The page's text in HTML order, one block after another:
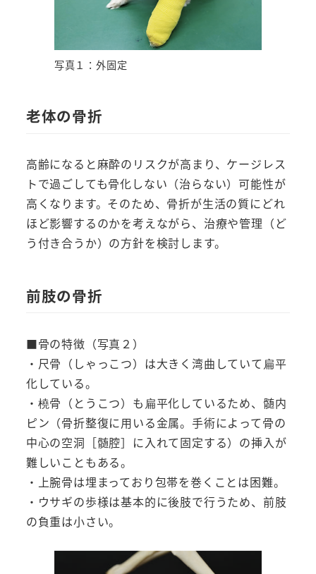
写真１：外固定
老体の骨折
高齢になると麻酔のリスクが高まり、ケージレス
トで過ごしても骨化しない（治らない）可能性が
高くなります。そのため、骨折が生活の質にどれ
ほど影響するのかを考えながら、治療や管理（ど
う付き合うか）の方針を検討します。
前肢の骨折
■骨の特徴（写真２）
・尺骨（しゃっこつ）は大きく湾曲していて扁平
化している。
・橈骨（とうこつ）も扁平化しているため、髄内
ピン（骨折整復に用いる金属。手術によって骨の
中心の空洞［髄腔］に入れて固定する）の挿入が
難しいこともある。
・上腕骨は埋まっており包帯を巻くことは困難。
・ウサギの歩様は基本的に後肢で行うため、前肢
の負重は小さい。